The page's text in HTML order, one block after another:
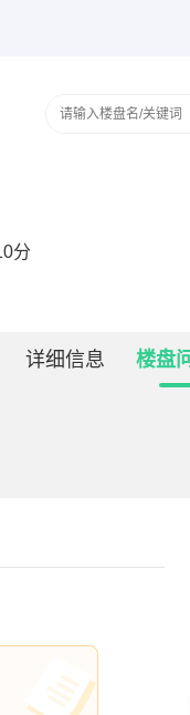
分
详细信息 楼盘